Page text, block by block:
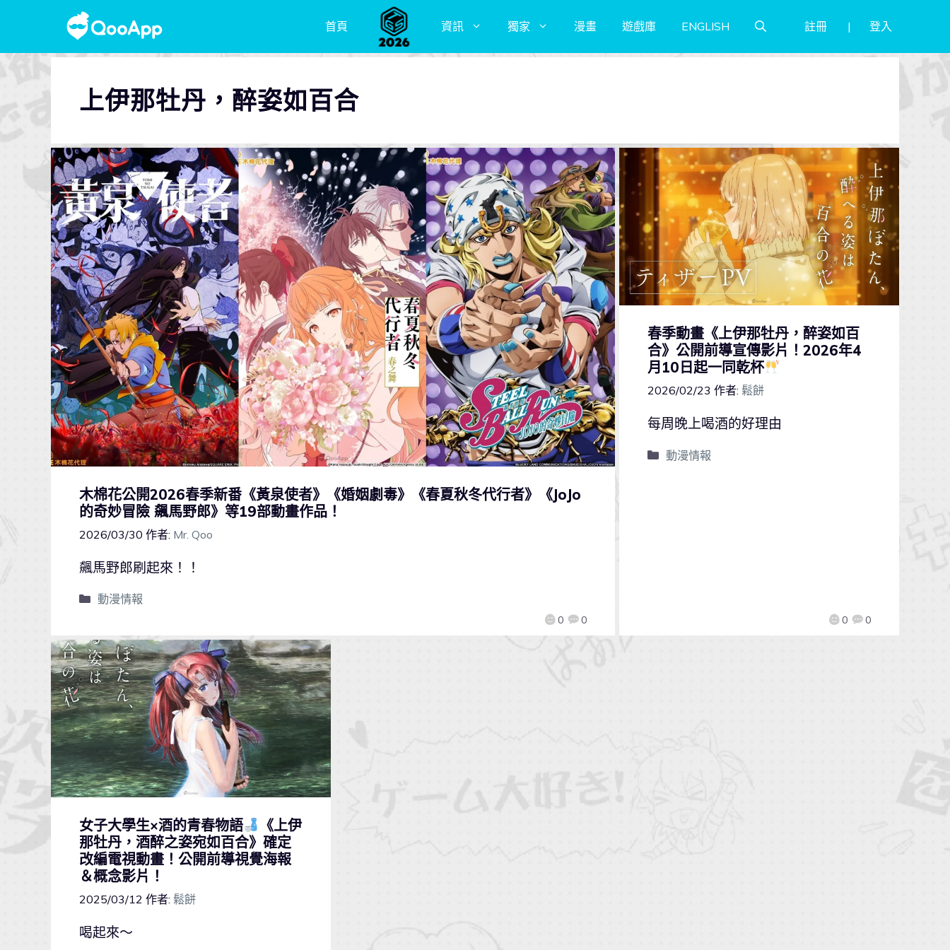
首頁 資訊 獨家 漫畫 遊戲庫 ENGLISH 註冊 登入
上伊那牡丹，醉姿如百合
木棉花公開2026春季新番《黃泉使者》《婚姻劇毒》《春夏秋冬代行者》《JoJo
的奇妙冒險 飆馬野郎》等19部動畫作品！
2026/03/30 作者: Mr. Qoo
0 0
飆馬野郎刷起來！！
動漫情報
春季動畫《上伊那牡丹，醉姿如百
合》公開前導宣傳影片！2026年4
月10日起一同乾杯
2026/02/23 作者: 鬆餅
0 0
每周晚上喝酒的好理由
動漫情報
女子大學生×酒的青春物語
《上伊
那牡丹，酒醉之姿宛如百合》確定
改編電視動畫！公開前導視覺海報
＆概念影片！
2025/03/12 作者: 鬆餅
喝起來～